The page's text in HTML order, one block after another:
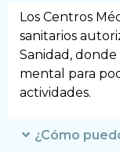
Los Centros
sanitarios
Sanidad,
mental para
actividades.
¿Cómo